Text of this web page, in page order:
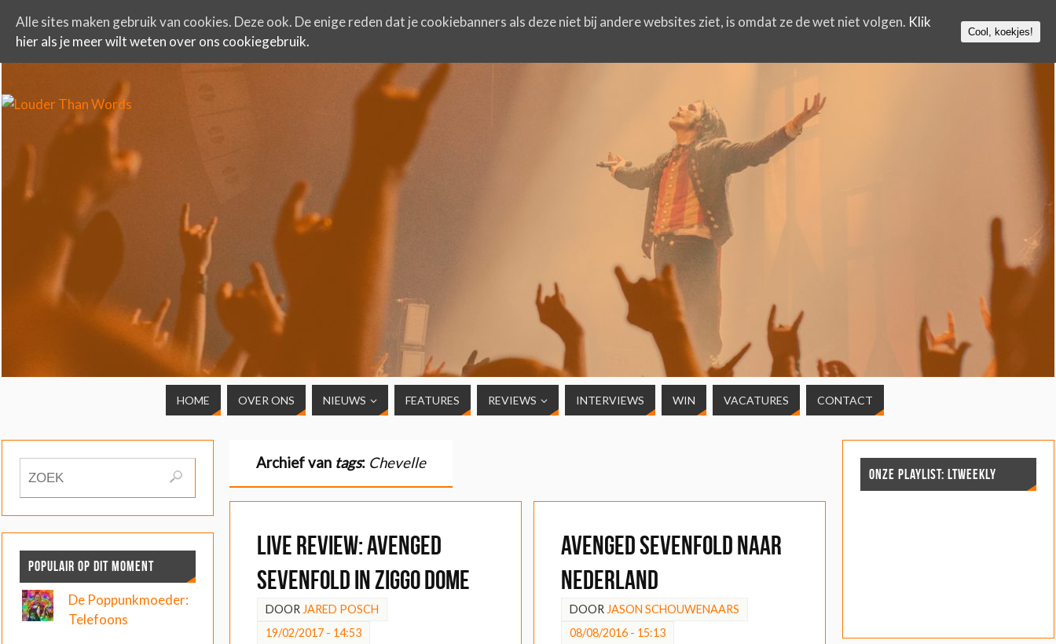
HOME OVER ONS NIEUWS FEATURES REVIEWS INTERVIEWS WIN VACATURES CONTACT
Archief van tags: Chevelle
LIVE REVIEW: Avenged
Sevenfold in Ziggo Dome
DOOR JARED POSCH
19/02/2017 - 14:53
Avenged Sevenfold naar
Nederland
DOOR JASON SCHOUWENAARS
08/08/2016 - 15:13
POPULAIR OP DIT MOMENT
De Poppunkmoeder:
Telefoons
ONZE PLAYLIST: LTWEEKLY
Alle sites maken gebruik van cookies. Deze ook. De enige reden dat je cookiebanners als deze niet bij andere websites ziet, is omdat ze de wet niet volgen. Klik
hier als je meer wilt weten over ons cookiegebruik.
Cool, koekjes!